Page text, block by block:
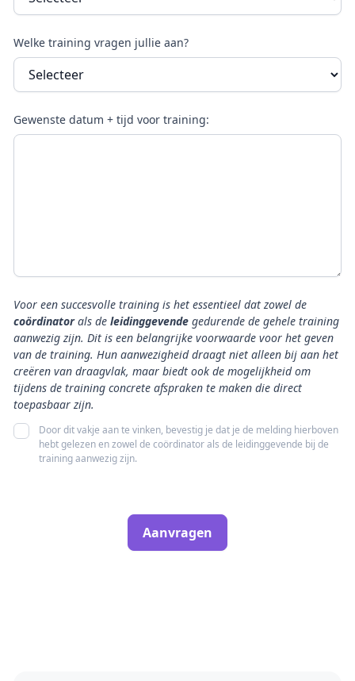
Welke training vragen jullie aan?
Gewenste datum + tijd voor training:
Voor een succesvolle training is het essentieel dat zowel de
coördinatorals de leidinggevende gedurende de gehele training
aanwezig zijn. Dit is een belangrijke voorwaarde voor het geven
van de training. Hun aanwezigheid draagt niet alleen bij aan het
creëren van draagvlak, maar biedt ook de mogelijkheid om
tijdens de training concrete afspraken te maken die direct
toepasbaar zijn.
Door dit vakje aan te vinken, bevestig je dat je de melding hierboven
hebt gelezen en zowel de coördinator als de leidinggevende bij de
training aanwezig zijn.